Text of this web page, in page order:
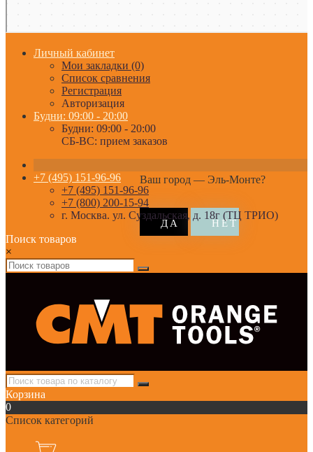
Личный кабинет
Мои закладки (0)
Список сравнения
Регистрация
Авторизация
Будни: 09:00 - 20:00
Будни: 09:00 - 20:00
СБ-ВС: прием заказов
Ваш город — Эль-Монте?
+7 (495) 151-96-96
+7 (495) 151-96-96
+7 (800) 200-15-94
г. Москва. ул. Суздальская, д. 18г (ТЦ ТРИО)
Поиск товаров
×
Корзина
0
Список категорий